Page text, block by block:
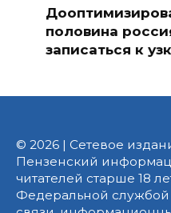
половина
записаться к
© 2026 | Сетевое
Пензенский
читателей старше 18
Федеральной